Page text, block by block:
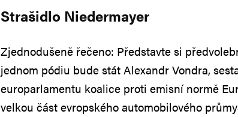
Strašidlo Niedermayer
Zjednodušeně řečeno: Představte si
jednom pódiu bude stát Alexandr Vondra,
europarlamentu koalice proti emisní normě
velkou část evropského automobilového